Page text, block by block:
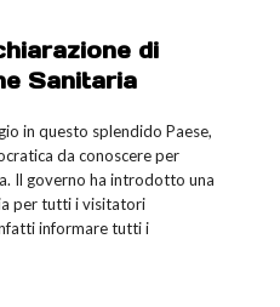
di
Sanitaria
in questo splendido Paese,
da conoscere per
Il governo ha introdotto una
per tutti i visitatori
informare tutti i